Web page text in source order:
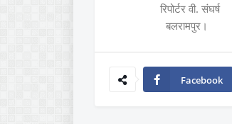
रिपोर्टर वी. संघर्ष
बलरामपुर।
Facebook